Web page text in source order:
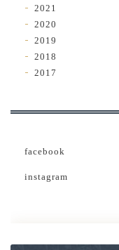
2021
2020
2019
2018
2017
facebook
instagram